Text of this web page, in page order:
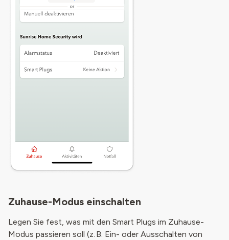
Zuhause-Modus einschalten
Legen Sie fest, was mit den Smart Plugs im Zuhause-
Modus passieren soll (z. B. Ein- oder Ausschalten von